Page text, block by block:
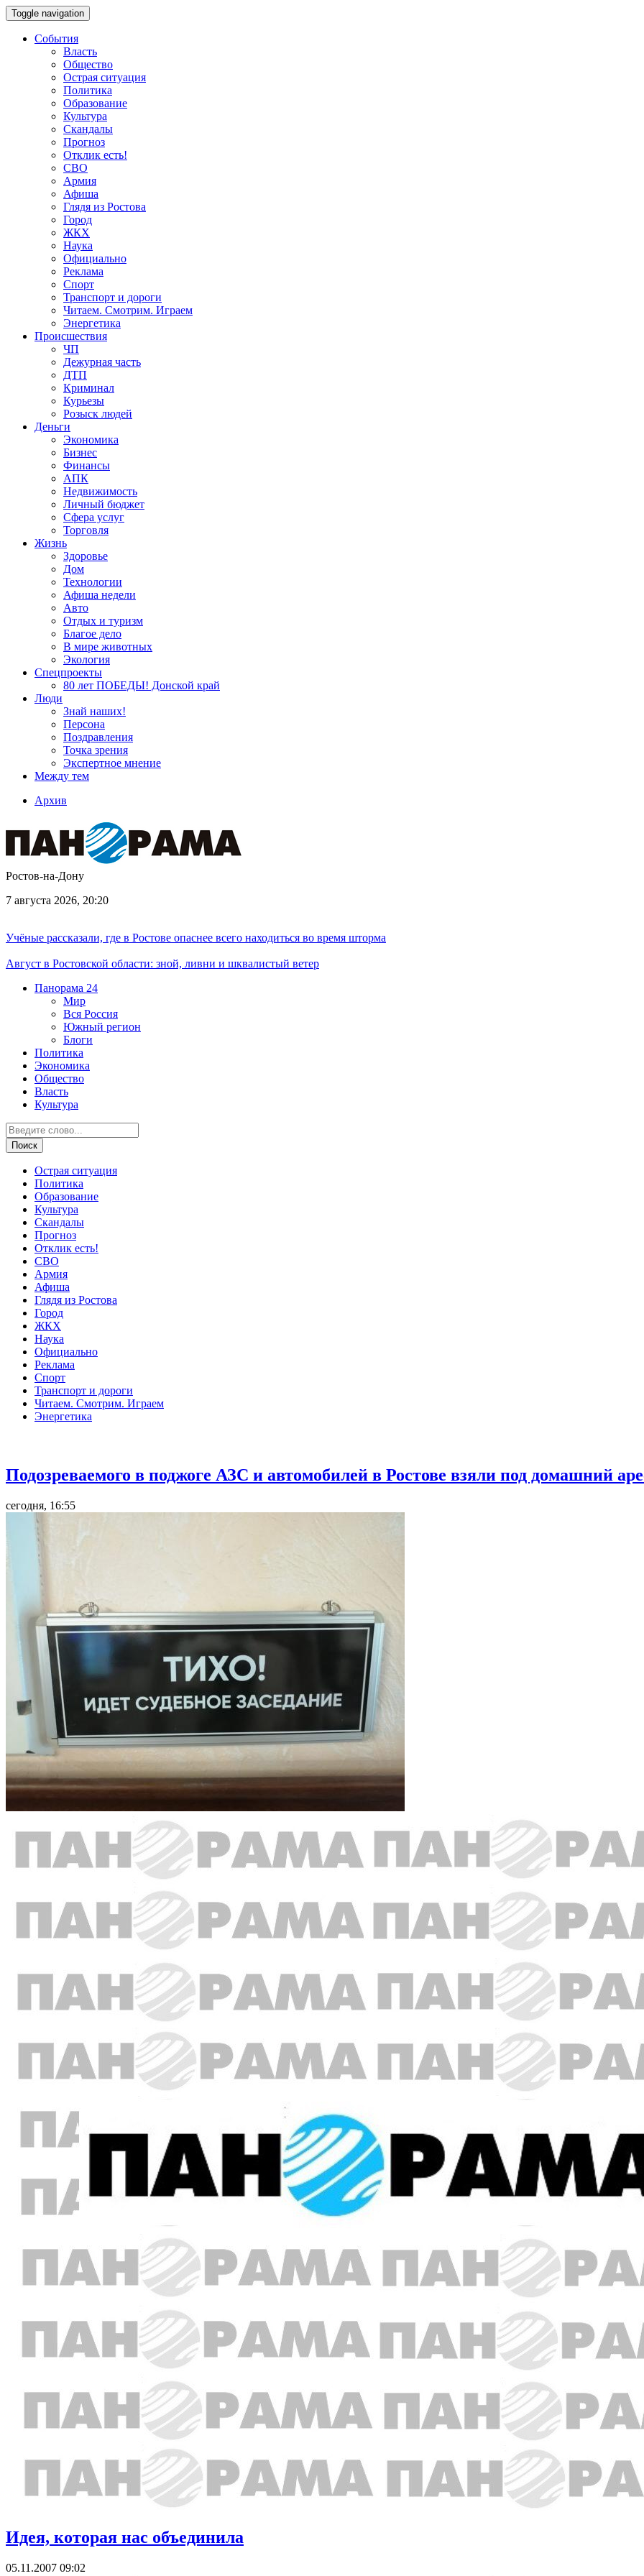
Toggle navigation
События
Власть
Общество
Острая ситуация
Политика
Образование
Культура
Скандалы
Прогноз
Отклик есть!
СВО
Армия
Афиша
Глядя из Ростова
Город
ЖКХ
Наука
Официально
Реклама
Спорт
Транспорт и дороги
Читаем. Смотрим. Играем
Энергетика
Происшествия
ЧП
Дежурная часть
ДТП
Криминал
Курьезы
Розыск людей
Деньги
Экономика
Бизнес
Финансы
АПК
Недвижимость
Личный бюджет
Сфера услуг
Торговля
Жизнь
Здоровье
Дом
Технологии
Афиша недели
Авто
Отдых и туризм
Благое дело
В мире животных
Экология
Спецпроекты
80 лет ПОБЕДЫ! Донской край
Люди
Знай наших!
Персона
Поздравления
Точка зрения
Экспертное мнение
Между тем
Архив
Ростов-на-Дону
7 августа 2026, 20:20
Учёные рассказали, где в Ростове опаснее всего находиться во время шторма
Август в Ростовской области: зной, ливни и шквалистый ветер
Панорама 24
Мир
Вся Россия
Южный регион
Блоги
Политика
Экономика
Общество
Власть
Культура
Острая ситуация
Политика
Образование
Культура
Скандалы
Прогноз
Отклик есть!
СВО
Армия
Афиша
Глядя из Ростова
Город
ЖКХ
Наука
Официально
Реклама
Спорт
Транспорт и дороги
Читаем. Смотрим. Играем
Энергетика
Подозреваемого в поджоге АЗС и автомобилей в Ростове взяли под домашний
сегодня, 16:55
Идея, которая нас объединила
05.11.2007 09:02